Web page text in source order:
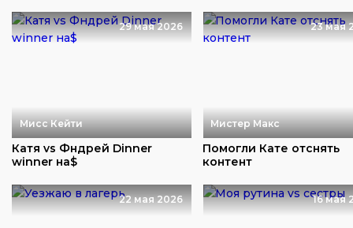
29 мая 2026
Мисс Кейти
Катя vs Фндрей Dinner
winner на$
23 мая
Мистер Макс
Помогли Кате отснять
контент
22 мая 2026 16 мая